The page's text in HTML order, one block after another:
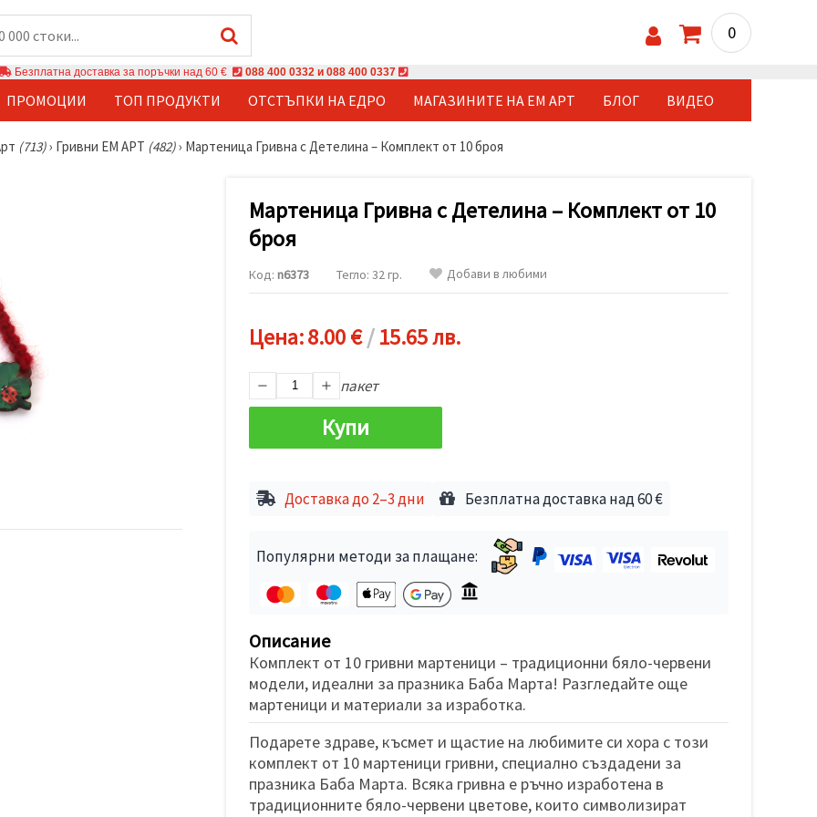
0
Безплатна доставка за поръчки над 60 € 088 400 0332 и 088 400 0337
ПРОМОЦИИ ТОП ПРОДУКТИ ОТСТЪПКИ НА ЕДРО МАГАЗИНИТЕ НА ЕМ АРТ БЛОГ ВИДЕО
(713)› Гривни ЕМ АРТ (482)› Мартеница Гривна с Детелина – Комплект от 10 броя
Мартеница Гривна с Детелина – Комплект от 10
броя
Код: n6373 Тегло: 32 гр. Добави в любими
Цена:8.00 €/15.65 лв.
пакет
Купи
Доставка до 2–3 дни Безплатна доставка над 60 €
Популярни методи за плащане:
Описание
Комплект от 10 гривни мартеници – традиционни бяло-червени
модели, идеални за празника Баба Марта! Разгледайте още
мартеници и материали за изработка.
Подарете здраве, късмет и щастие на любимите си хора с този
комплект от 10 мартеници гривни, специално създадени за
празника Баба Марта. Всяка гривна е ръчно изработена в
традиционните бяло-червени цветове, които символизират